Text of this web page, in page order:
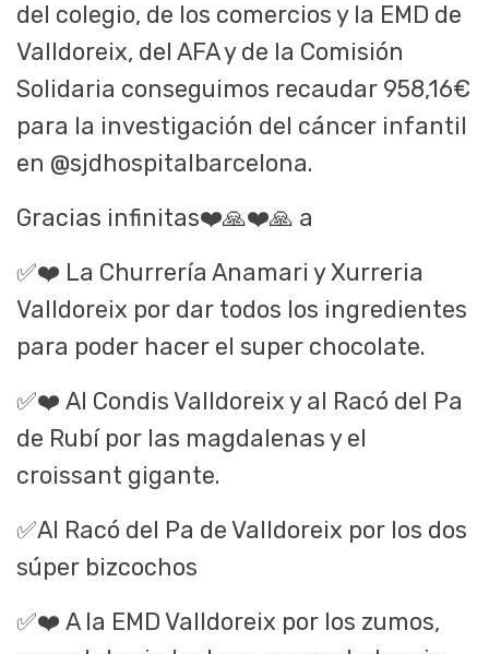
del colegio, de los comercios y la EMD de
Valldoreix, del AFA y de la Comisión
Solidaria conseguimos recaudar 958,16€
para la investigación del cáncer infantil
en @sjdhospitalbarcelona.
Gracias infinitas❤️🙏❤️🙏 a
✅❤️ La Churrería Anamari y Xurreria
Valldoreix por dar todos los ingredientes
para poder hacer el super chocolate.
✅❤️ Al Condis Valldoreix y al Racó del Pa
de Rubí por las magdalenas y el
croissant gigante.
✅Al Racó del Pa de Valldoreix por los dos
súper bizcochos
✅❤️ A la EMD Valldoreix por los zumos,